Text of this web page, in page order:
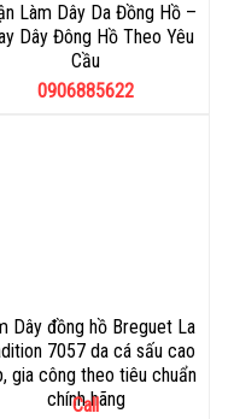
Làm Dây Da Đồng Hồ –
Dây Đông Hồ Theo Yêu
Cầu
0906885622
Dây đồng hồ Breguet La
7057 da cá sấu cao
gia công theo tiêu chuẩn
chính hãng
Call